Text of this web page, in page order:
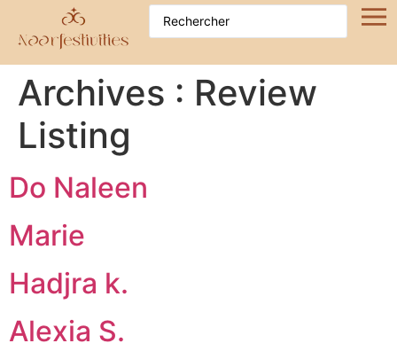
Archives : Review
Listing
Do Naleen
Marie
Hadjra k.
Alexia S.